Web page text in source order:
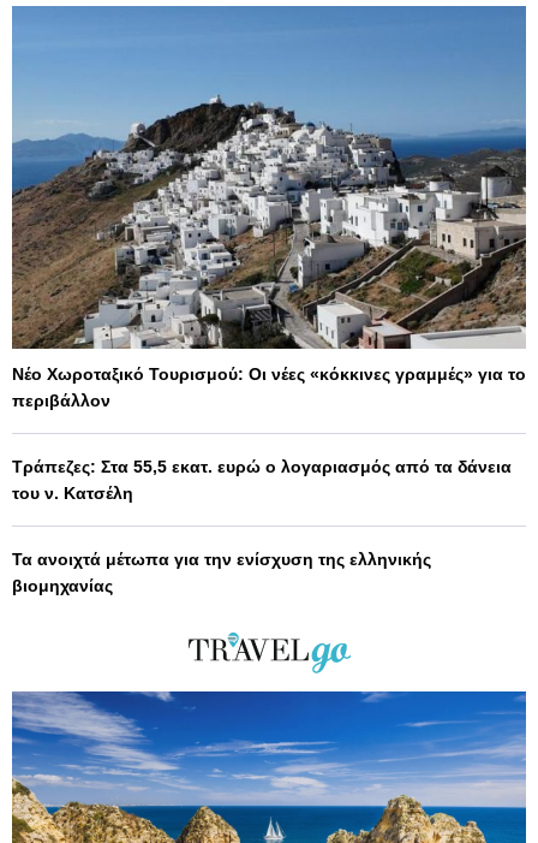
Νέο Χωροταξικό Τουρισμού: Οι νέες «κόκκινες γραμμές» για το
περιβάλλον
Τράπεζες: Στα 55,5 εκατ. ευρώ ο λογαριασμός από τα δάνεια
του ν. Κατσέλη
Τα ανοιχτά μέτωπα για την ενίσχυση της ελληνικής
βιομηχανίας